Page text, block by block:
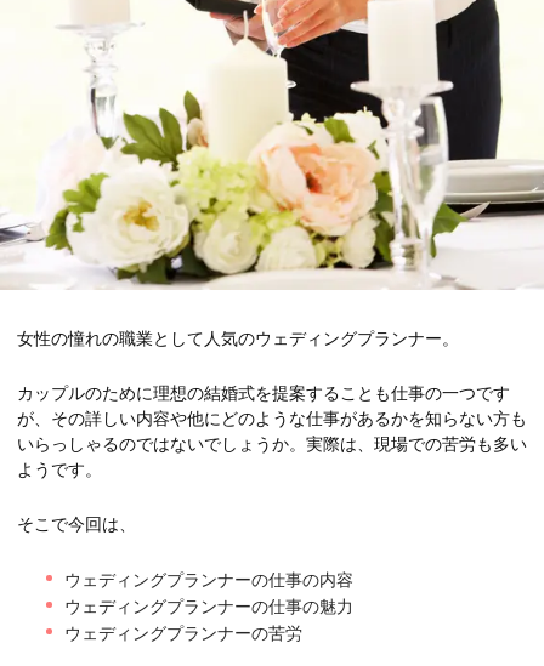
女性の憧れの職業として人気のウェディングプランナー。
カップルのために理想の結婚式を提案することも仕事の一つです
が、その詳しい内容や他にどのような仕事があるかを知らない方も
いらっしゃるのではないでしょうか。実際は、現場での苦労も多い
ようです。
そこで今回は、
ウェディングプランナーの仕事の内容
ウェディングプランナーの仕事の魅力
ウェディングプランナーの苦労